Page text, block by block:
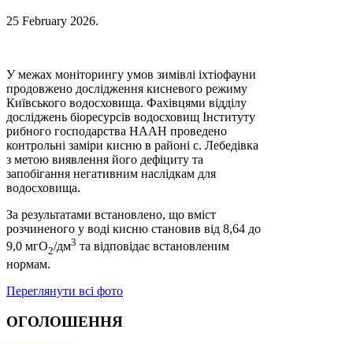
25 February 2026.
У межах моніторингу умов зимівлі іхтіофауни
продовжено дослідження кисневого режиму
Київського водосховища. Фахівцями відділу
досліджень біоресурсів водосховищ Інституту
рибного господарства НААН проведено
контрольні заміри кисню в районі с. Лебедівка
з метою виявлення його дефіциту та
запобігання негативним наслідкам для
водосховища.
За результатами встановлено, що вміст
розчиненого у воді кисню становив від 8,64 до
9,0 мгO2/дм3 та відповідає встановленим
нормам.
Переглянути всі фото
ОГОЛОШЕННЯ